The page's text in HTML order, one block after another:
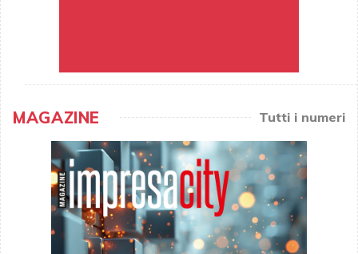
MAGAZINE Tutti i numeri